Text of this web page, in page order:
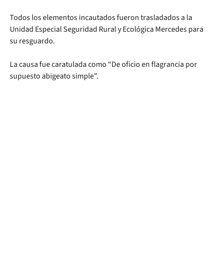
Todos los elementos incautados fueron trasladados a la
Unidad Especial Seguridad Rural y Ecológica Mercedes para
su resguardo.
La causa fue caratulada como “De oficio en flagrancia por
supuesto abigeato simple".